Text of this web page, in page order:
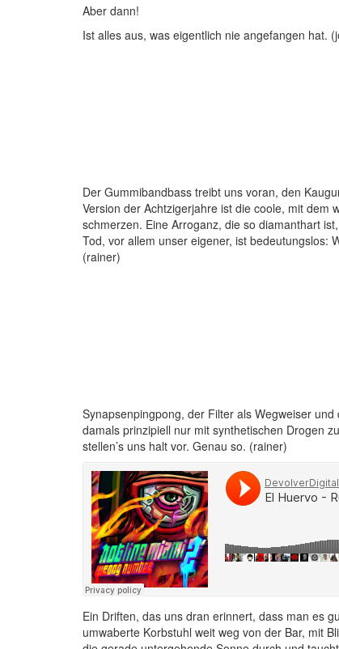
Aber dann!
Ist alles aus, was eigentlich nie angefangen hat.
Der Gummibandbass treibt uns voran, den
Version der Achtzigerjahre ist die coole, mit dem
schmerzen. Eine Arroganz, die so diamanthart
Tod, vor allem unser eigener, ist bedeutungslos:
(rainer)
Synapsenpingpong, der Filter als Wegweiser
damals prinzipiell nur mit synthetischen Drogen
stellen’s uns halt vor. Genau so. (rainer)
Ein Driften, das uns dran erinnert, dass man es
umwaberte Korbstuhl weit weg von der Bar, mit